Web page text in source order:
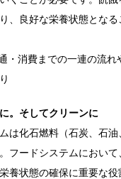
、良好な栄養状態とな
・消費までの一連の流れ
。そしてクリーンに
は化石燃料（石炭、石
フードシステムにおい
養状態の確保に重要な役